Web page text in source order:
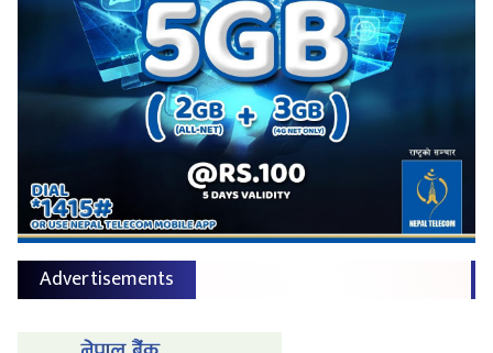
Advertisements